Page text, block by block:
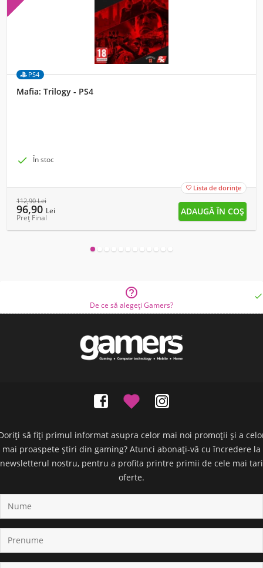
PS4
Mafia: Trilogy - PS4
 În stoc
 Lista de dorințe
112,90Lei
96,90 Lei
Preț Final

De ce să alegeți Gamers?

să fiți primul informat asupra celor mai noi promoții și a
mai proaspete știri din gaming? Atunci abonați-vă cu încredere la
newsletterul nostru, pentru a profita printre primii de cele mai tari
oferte.